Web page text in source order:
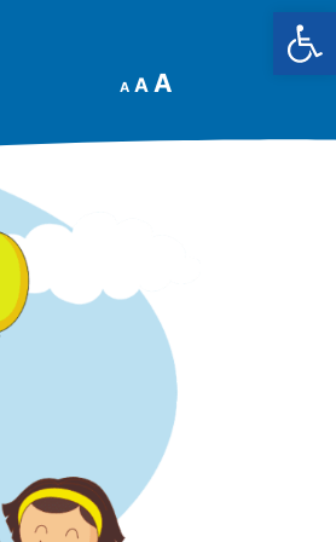
A A A